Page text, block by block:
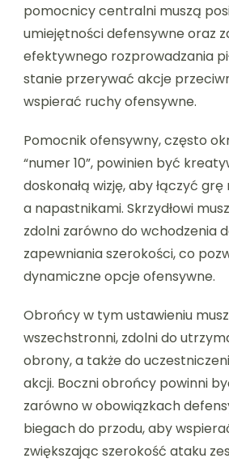
pomocnicy centralni muszą
umiejętności defensywne oraz
efektywnego rozprowadzania
stanie przerywać akcje
wspierać ruchy ofensywne.
Pomocnik ofensywny, często
“numer 10”, powinien być
doskonałą wizję, aby łączyć
a napastnikami. Skrzydłowi
zdolni zarówno do wchodzenia
zapewniania szerokości, co
dynamiczne opcje ofensywne.
Obrońcy w tym ustawieniu
wszechstronni, zdolni do
obrony, a także do
akcji. Boczni obrońcy powinni
zarówno w obowiązkach
biegach do przodu, aby
zwiększając szerokość ataku